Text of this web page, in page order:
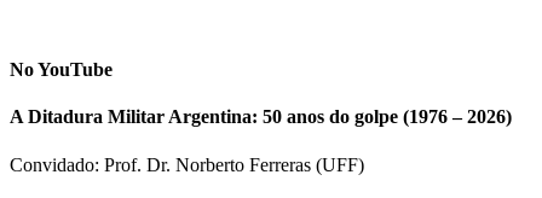
No YouTube
A Ditadura Militar Argentina: 50 anos do golpe (1976 – 2026)
Convidado: Prof. Dr. Norberto Ferreras (UFF)